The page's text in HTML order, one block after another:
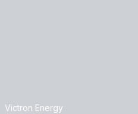
Victron Energy